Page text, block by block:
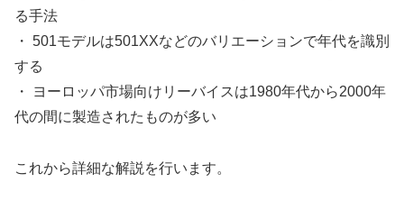
る手法
・ 501モデルは501XXなどのバリエーションで年代を識別
する
・ ヨーロッパ市場向けリーバイスは1980年代から2000年
代の間に製造されたものが多い
これから詳細な解説を行います。